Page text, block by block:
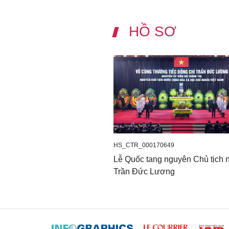
HỒ SƠ
HS_CTR_000170649
Lễ Quốc tang nguyên Chủ tịch
Trần Đức Lương